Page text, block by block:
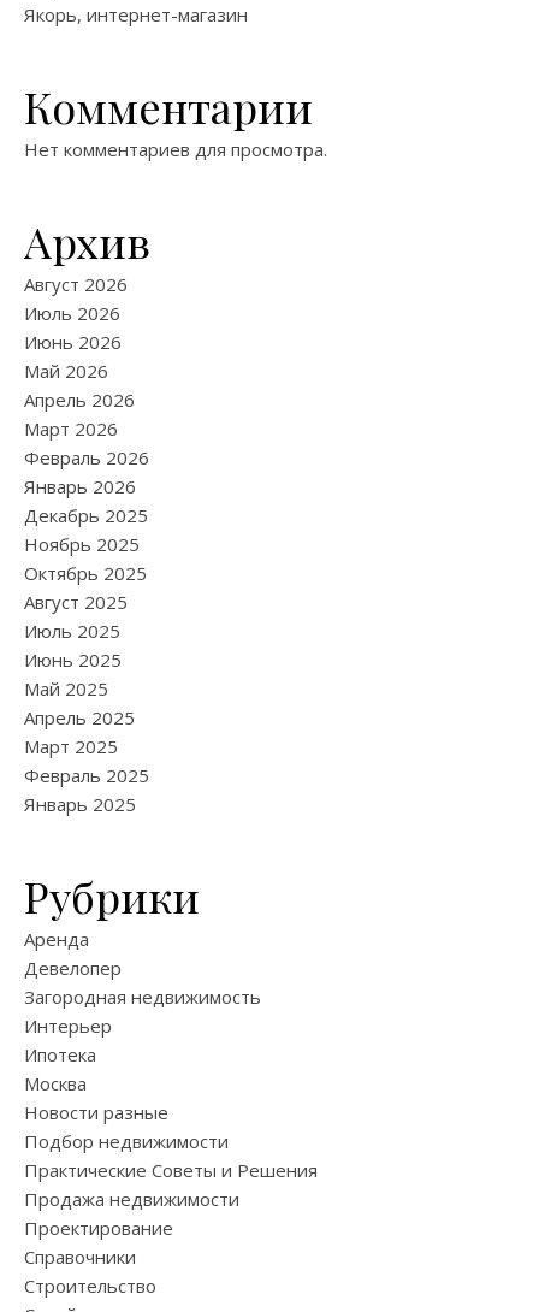
Якорь, интернет-магазин
Комментарии
Нет комментариев для просмотра.
Архив
Август 2026
Июль 2026
Июнь 2026
Май 2026
Апрель 2026
Март 2026
Февраль 2026
Январь 2026
Декабрь 2025
Ноябрь 2025
Октябрь 2025
Август 2025
Июль 2025
Июнь 2025
Май 2025
Апрель 2025
Март 2025
Февраль 2025
Январь 2025
Рубрики
Аренда
Девелопер
Загородная недвижимость
Интерьер
Ипотека
Москва
Новости разные
Подбор недвижимости
Практические Советы и Решения
Продажа недвижимости
Проектирование
Справочники
Строительство